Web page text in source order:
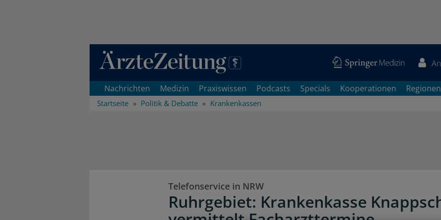
Direkt zum Inhaltsbereich
Nachrichten Medizin Praxiswissen Podcasts Specials Kooperationen Regionen
Startseite Politik & Debatte Krankenkassen
Telefonservice in NRW
Ruhrgebiet: Krankenkasse